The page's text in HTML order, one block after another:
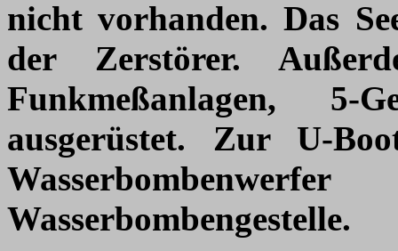
nicht vorhanden. Das
der Zerstörer.
Funkmeßanlagen, 5-
ausgerüstet. Zur U-
Wasserbombengestelle.